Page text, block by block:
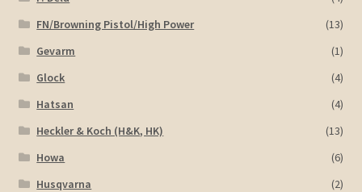
FN/Browning Pistol/High Power
(13)
Gevarm
(1)
Glock
(4)
Hatsan
(4)
Heckler & Koch (H&K, HK)
(13)
Howa
(6)
Husqvarna
(2)